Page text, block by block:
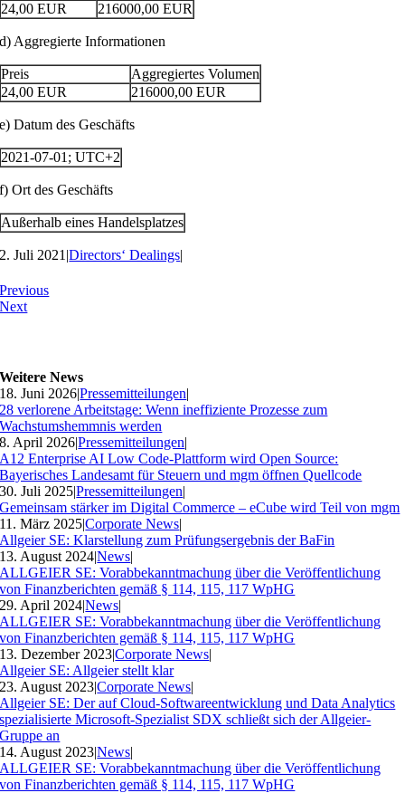
24,00 EUR 216000,00 EUR
d) Aggregierte Informationen
Preis
Aggregiertes Volumen
24,00 EUR 216000,00 EUR
e) Datum des Geschäfts
2021-07-01; UTC+2
f) Ort des Geschäfts
Außerhalb eines Handelsplatzes
2. Juli 2021 |Directors‘ Dealings|
Previous
Next
Weitere News
18. Juni 2026|Pressemitteilungen|
28 verlorene Arbeitstage: Wenn ineffiziente Prozesse zum
Wachstumshemmnis werden
8. April 2026|Pressemitteilungen|
A12 Enterprise AI Low Code-Plattform wird Open Source:
Bayerisches Landesamt für Steuern und mgm öffnen Quellcode
30. Juli 2025|Pressemitteilungen|
Gemeinsam stärker im Digital Commerce – eCube wird Teil von mgm
11. März 2025|Corporate News|
Allgeier SE: Klarstellung zum Prüfungsergebnis der BaFin
13. August 2024|News|
ALLGEIER SE: Vorabbekanntmachung über die Veröffentlichung
von Finanzberichten gemäß § 114, 115, 117 WpHG
29. April 2024|News|
ALLGEIER SE: Vorabbekanntmachung über die Veröffentlichung
von Finanzberichten gemäß § 114, 115, 117 WpHG
13. Dezember 2023|Corporate News|
Allgeier SE: Allgeier stellt klar
23. August 2023|Corporate News|
Allgeier SE: Der auf Cloud-Softwareentwicklung und Data Analytics
spezialisierte Microsoft-Spezialist SDX schließt sich der Allgeier-
Gruppe an
14. August 2023|News|
ALLGEIER SE: Vorabbekanntmachung über die Veröffentlichung
von Finanzberichten gemäß § 114, 115, 117 WpHG